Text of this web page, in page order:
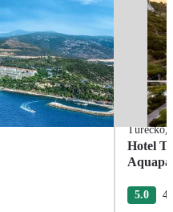
Turecko,
Hotel
5.0 4